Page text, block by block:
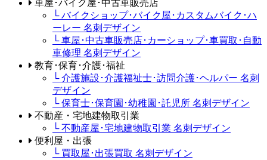
車屋･バイク屋･中古車販売店
└ バイクショップ･バイク屋･カスタムバイク･ハ
ーレー 名刺デザイン
└ 車屋･中古車販売店･カーショップ･車買取･自動
車修理 名刺デザイン
教育･保育･介護･福祉
└ 介護施設･介護福祉士･訪問介護･ヘルパー 名刺
デザイン
└ 保育士･保育園･幼稚園･託児所 名刺デザイン
不動産・宅地建物取引業
└ 不動産屋･宅地建物取引業 名刺デザイン
便利屋・出張
└ 買取屋･出張買取 名刺デザイン